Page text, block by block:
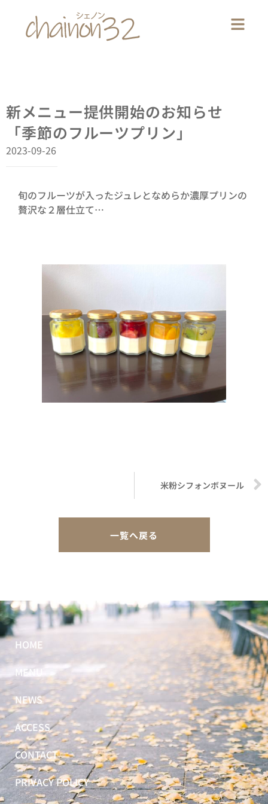
新メニュー提供開始のお知らせ
「季節のフルーツプリン」
2023-09-26
旬のフルーツが入ったジュレとなめらか濃厚プリンの
贅沢な２層仕立て…
米粉シフォンボヌール
一覧へ戻る
HOME
MENU
NEWS
ACCESS
CONTACT
PRIVACY POLICY